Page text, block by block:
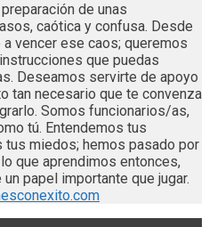
de unas
caótica y confusa. Desde
vencer ese caos; queremos
que puedas
Deseamos servirte de apoyo
tan necesario que te convenza
Somos funcionarios/as,
tú. Entendemos tus
miedos; hemos pasado por
que aprendimos entonces,
papel importante que jugar.